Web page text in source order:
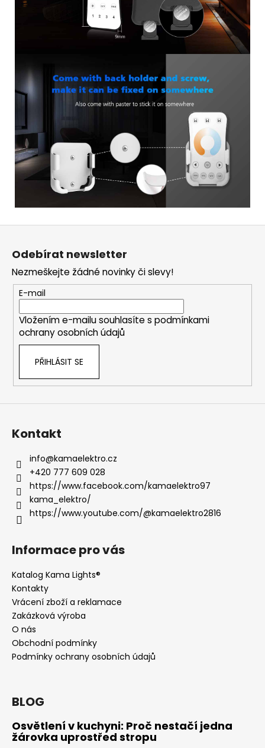
Odebírat newsletter
Nezmeškejte žádné novinky či slevy!
E-mail
Vložením e-mailu souhlasíte s podmínkami
ochrany osobních údajů
PŘIHLÁSIT SE
Kontakt
info@kamaelektro.cz
+420 777 609 028
https://www.facebook.com/kamaelektro97
kama_elektro/
https://www.youtube.com/@kamaelektro2816
Informace pro vás
Katalog Kama Lights®
Kontakty
Vrácení zboží a reklamace
Zakázková výroba
O nás
Obchodní podmínky
Podmínky ochrany osobních údajů
BLOG
Osvětlení v kuchyni: Proč nestačí jedna
žárovka uprostřed stropu